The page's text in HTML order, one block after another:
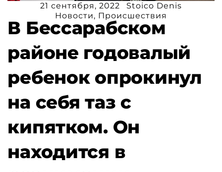
21 сентября, 2022
Stoico Denis
Новости, Происшествия
В Бессарабском
районе годовалый
ребенок опрокинул
на себя таз с
кипятком. Он
находится в